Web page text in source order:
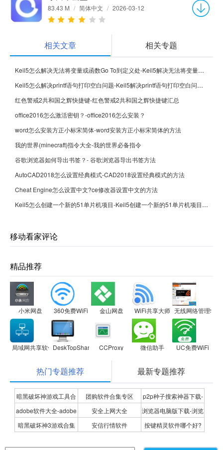
83.43 M / 简体中文 / 2026-03-12
相关文章 相关专题
Keil5怎么解决无法将变量或函数Go To到定义处-Keil5解决无法将变量或函数Go To到定义处的方法
Keil5怎么解决printf语句打印空白问题-Keil5解决printf语句打印空白问题的方法
红色警戒2共和国之辉快捷键-红色警戒2共和国之辉快捷键汇总
office2016怎么激活密钥？-office2016怎么安装？
word怎么安装方正小标宋简体-word安装方正小标宋简体的方法
我的世界(minecraft)指令大全-我的世界必备指令
谷歌浏览器如何导出书签？- 谷歌浏览器导出书签方法
AutoCAD2018怎么设置经典模式-CAD2018设置经典模式的方法
Cheat Engine怎么设置中文?ce修改器设置中文的方法
Keil5怎么创建一个新的51单片机项目-Keil5创建一个新的51单片机项目的方法
移动看家评论
精品推荐
小米网盘 360免费WiFi 金山网盘 WiFi共享大师 无线网络管理软
局域网共享软件DeskTopShare桌面屏幕共享软件
CCProxy 微信助手 UC免费WiFi
热门专题推荐 最新专题推荐
暗黑破坏神游戏工具合
集
团购软件合集专区
p2p种子搜索神器下载-
P2P种子搜索神器专题
adobe软件大全-adobe
全系列软件下载-adobe
安全上网大全
浏览器电脑版下载-浏览
器下载合集
暗黑破坏神3游戏合集 安信行情软件
按键精灵软件哪个好?